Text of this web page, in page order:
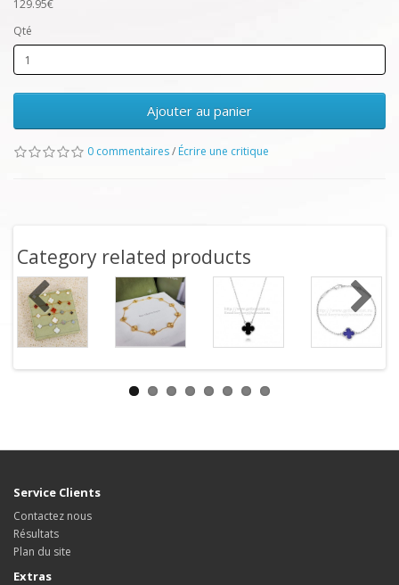
129.95€
Qté
Ajouter au panier
0 commentaires/ Écrire une critique
Category related products
Service Clients
Contactez nous
Résultats
Plan du site
Extras